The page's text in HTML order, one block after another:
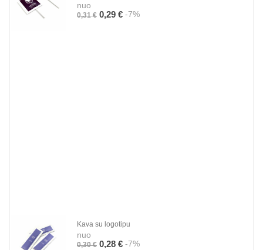
nuo
0,31 € 0,29 € -7%
Kava su logotipu
nuo
0,30 € 0,28 € -7%